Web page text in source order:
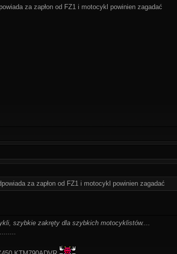
za zapłon od FZ1 i motocykl powinien zagadać
za zapłon od FZ1 i motocykl powinien zagadać
szybkie zakręty dla szybkich motocyklistów....